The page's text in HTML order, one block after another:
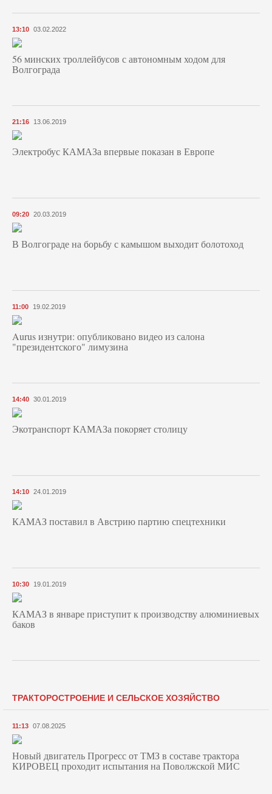
13:10 03.02.2022
56 минских троллейбусов с автономным ходом для
Волгограда
21:16 13.06.2019
Электробус КАМАЗа впервые показан в Европе
09:20 20.03.2019
В Волгограде на борьбу с камышом выходит болотоход
11:00 19.02.2019
Aurus изнутри: опубликовано видео из салона
"президентского" лимузина
14:40 30.01.2019
Экотранспорт КАМАЗа покоряет столицу
14:10 24.01.2019
КАМАЗ поставил в Австрию партию спецтехники
10:30 19.01.2019
КАМАЗ в январе приступит к производству алюминиевых
баков
ТРАКТОРОСТРОЕНИЕ И СЕЛЬСКОЕ ХОЗЯЙСТВО
11:13 07.08.2025
Новый двигатель Прогресс от ТМЗ в составе трактора
КИРОВЕЦ проходит испытания на Поволжской МИС